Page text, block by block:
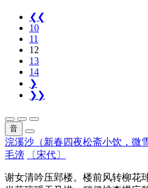
❮❮
10
11
12
13
14
❯
❯❯
音
浣溪沙（新春四夜松斋小饮，微
毛滂
〔宋代〕
谢女清吟压郢楼。楼前风转柳花